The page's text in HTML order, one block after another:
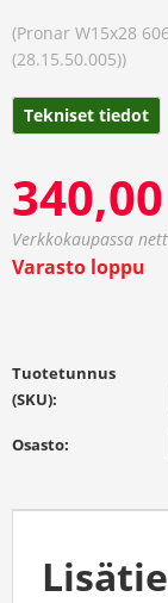
(Pronar W15x28
(28.15.50.005))
Tekniset tiedot
340,00
Varasto loppu
Tuotetunnus
(SKU):
Osasto: